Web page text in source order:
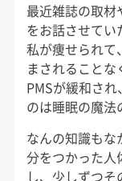
最近雑誌の取材
をお話させてい
私が痩せられて
まされることな
PMSが緩和さ
のは睡眠の魔法
なんの知識もな
分をつかった人
し、少しずつ